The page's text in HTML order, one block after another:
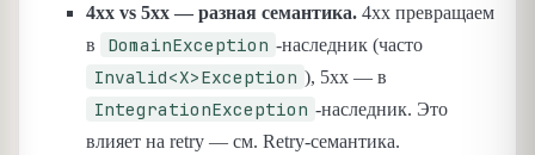
4xx vs 5xx — разная семантика. 4xx превращаем
в
DomainException -наследник (часто
Invalid<X>Exception ), 5xx — в
IntegrationException -наследник. Это
влияет на retry — см. Retry-семантика.